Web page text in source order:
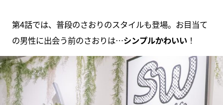
第4話では、普段のさおりのスタイルも登場。お目当て
の男性に出会う前のさおりは…シンプルかわいい！